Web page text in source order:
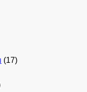
(17)